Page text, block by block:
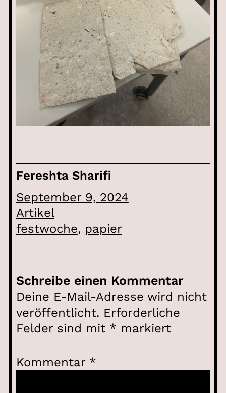
Fereshta Sharifi
September 9, 2024
Artikel
festwoche, papier
Schreibe einen Kommentar
Deine E-Mail-Adresse wird nicht
veröffentlicht. Erforderliche
Felder sind mit * markiert
Kommentar *